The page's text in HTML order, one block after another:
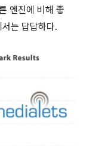
엔진에 비해 좋
는 답답하다.